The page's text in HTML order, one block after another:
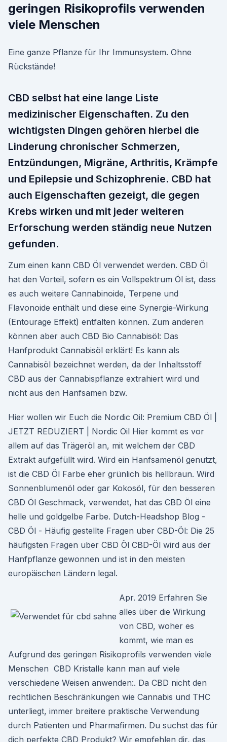
geringen Risikoprofils verwenden
viele Menschen
Eine ganze Pflanze für Ihr Immunsystem. Ohne
Rückstände!
CBD selbst hat eine lange Liste
medizinischer Eigenschaften. Zu den
wichtigsten Dingen gehören hierbei die
Linderung chronischer Schmerzen,
Entzündungen, Migräne, Arthritis, Krämpfe
und Epilepsie und Schizophrenie. CBD hat
auch Eigenschaften gezeigt, die gegen
Krebs wirken und mit jeder weiteren
Erforschung werden ständig neue Nutzen
gefunden.
Zum einen kann CBD Öl verwendet werden. CBD Öl
hat den Vorteil, sofern es ein Vollspektrum Öl ist, dass
es auch weitere Cannabinoide, Terpene und
Flavonoide enthält und diese eine Synergie-Wirkung
(Entourage Effekt) entfalten können. Zum anderen
können aber auch CBD Bio Cannabisöl: Das
Hanfprodukt Cannabisöl erklärt! Es kann als
Cannabisöl bezeichnet werden, da der Inhaltsstoff
CBD aus der Cannabispflanze extrahiert wird und
nicht aus den Hanfsamen bzw.
Hier wollen wir Euch die Nordic Oil: Premium CBD Öl |
JETZT REDUZIERT | Nordic Oil Hier kommt es vor
allem auf das Trägeröl an, mit welchem der CBD
Extrakt aufgefüllt wird. Wird ein Hanfsamenöl genutzt,
ist die CBD Öl Farbe eher grünlich bis hellbraun. Wird
Sonnenblumenöl oder gar Kokosöl, für den besseren
CBD Öl Geschmack, verwendet, hat das CBD Öl eine
helle und goldgelbe Farbe. Dutch-Headshop Blog -
CBD Öl - Häufig gestellte Fragen uber CBD-Öl: Die 25
häufigsten Fragen uber CBD Öl CBD-Öl wird aus der
Hanfpflanze gewonnen und ist in den meisten
europäischen Ländern legal.
Apr. 2019 Erfahren Sie
alles über die Wirkung
von CBD, woher es
kommt, wie man es
Aufgrund des geringen Risikoprofils verwenden viele
Menschen CBD Kristalle kann man auf viele
verschiedene Weisen anwenden:. Da CBD nicht den
rechtlichen Beschränkungen wie Cannabis und THC
unterliegt, immer breitere praktische Verwendung
durch Patienten und Pharmafirmen. Du suchst das für
dich perfekte CBD Produkt? Wir empfehlen dir, das